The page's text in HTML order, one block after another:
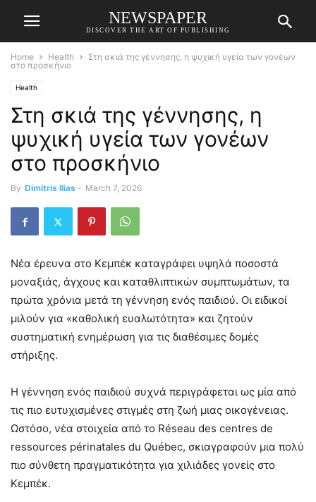
NEWSPAPER
DISCOVER THE ART OF PUBLISHING
Home Health
Στη σκιά της γέννησης, η ψυχική υγεία των γονέων
στο προσκήνιο
Health
Στη σκιά της γέννησης, η
ψυχική υγεία των γονέων
στο προσκήνιο
By Dimitris Ilias - March 7, 2026
Νέα έρευνα στο Κεμπέκ καταγράφει υψηλά ποσοστά
μοναξιάς, άγχους και καταθλιπτικών συμπτωμάτων, τα
πρώτα χρόνια μετά τη γέννηση ενός παιδιού. Οι ειδικοί
μιλούν για «καθολική ευαλωτότητα» και ζητούν
συστηματική ενημέρωση για τις διαθέσιμες δομές
στήριξης.
Η γέννηση ενός παιδιού συχνά περιγράφεται ως μία από
τις πιο ευτυχισμένες στιγμές στη ζωή μιας οικογένειας.
Ωστόσο, νέα στοιχεία από το Réseau des centres de
ressources périnatales du Québec, σκιαγραφούν μια πολύ
πιο σύνθετη πραγματικότητα για χιλιάδες γονείς στο
Κεμπέκ.